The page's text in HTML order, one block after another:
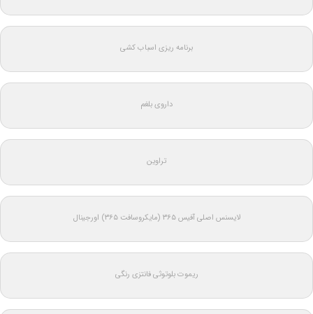
برنامه ریزی اسباب کشی
داروی بلغم
تراوین
لایسنس اصلی آفیس ۳۶۵ (مایکروسافت ۳۶۵) اورجینال
ریموت بلوتوثی فانتزی رنگی